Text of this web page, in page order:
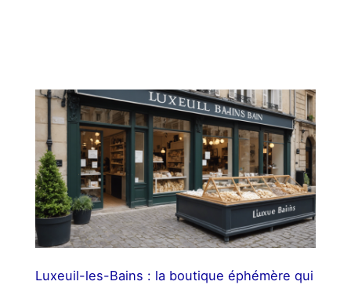
Luxeuil-les-Bains : la boutique éphémère qui